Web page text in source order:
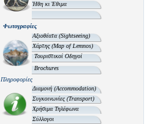
Ήθη κι Έθιμα
Φωτογραφίες
Αξιοθέατα(Sightseeing)
Χάρτης(Map of Lemnos)
Τουριστικοί Οδηγοί
Brochures
Πληροφορίες
Διαμονή (Accommodation)
Συγκοινωνίες (Transport)
Χρήσιμα Τηλέφωνα
Σύλλογοι